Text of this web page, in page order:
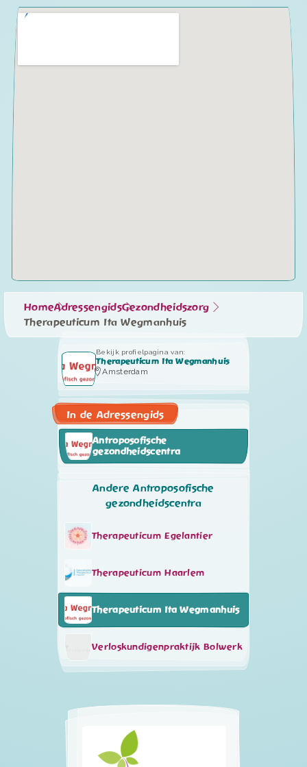
Bekijk profielpagina van:
Therapeuticum Ita Wegmanhuis
Amsterdam
In de Adressengids
Antroposofische
gezondheidscentra
Andere Antroposofische
gezondheidscentra
Therapeuticum Egelantier
Therapeuticum Haarlem
Therapeuticum Ita Wegmanhuis
Verloskundigenpraktijk Bolwerk
HomeAdressengidsGezondheidszorg
Therapeuticum Ita Wegmanhuis